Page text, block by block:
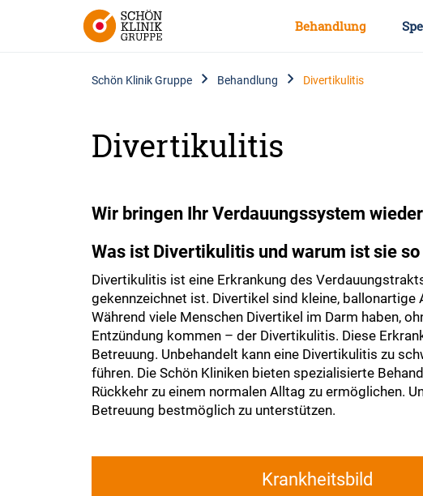
Behandlung
Schön Klinik Gruppe Behandlung Divertikulitis
Divertikulitis
Wir bringen Ihr Verdauungssystem
Was ist Divertikulitis und warum ist sie
Divertikulitis ist eine Erkrankung des
gekennzeichnet ist. Divertikel sind kleine,
Während viele Menschen Divertikel im Darm haben,
Entzündung kommen – der Divertikulitis. Diese
Betreuung. Unbehandelt kann eine Divertikulitis zu
führen. Die Schön Kliniken bieten spezialisierte
Rückkehr zu einem normalen Alltag zu ermöglichen.
Betreuung bestmöglich zu unterstützen.
Krankheitsbild